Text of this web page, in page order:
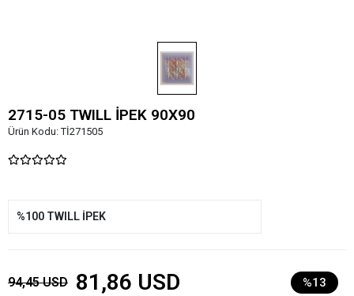
2715-05 TWILL İPEK 90X90
Ürün Kodu:Tİ271505
%100 TWILL İPEK
94,45 USD 81,86 USD %13